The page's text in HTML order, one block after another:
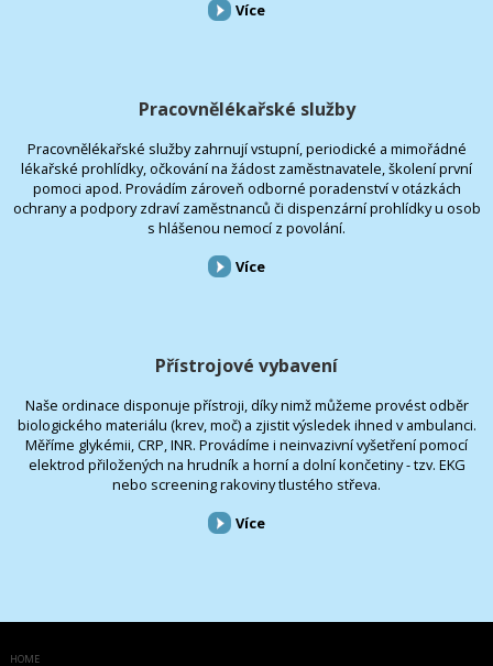
Více
Pracovnělékařské služby
Pracovnělékařské služby zahrnují vstupní, periodické a mimořádné
lékařské prohlídky, očkování na žádost zaměstnavatele, školení první
pomoci apod. Provádím zároveň odborné poradenství v otázkách
ochrany a podpory zdraví zaměstnanců či dispenzární prohlídky u osob
s hlášenou nemocí z povolání.
Více
Přístrojové vybavení
Naše ordinace disponuje přístroji, díky nimž můžeme provést odběr
biologického materiálu (krev, moč) a zjistit výsledek ihned v ambulanci.
Měříme glykémii, CRP, INR. Provádíme i neinvazivní vyšetření pomocí
elektrod přiložených na hrudník a horní a dolní končetiny - tzv. EKG
nebo screening rakoviny tlustého střeva.
Více
HOME